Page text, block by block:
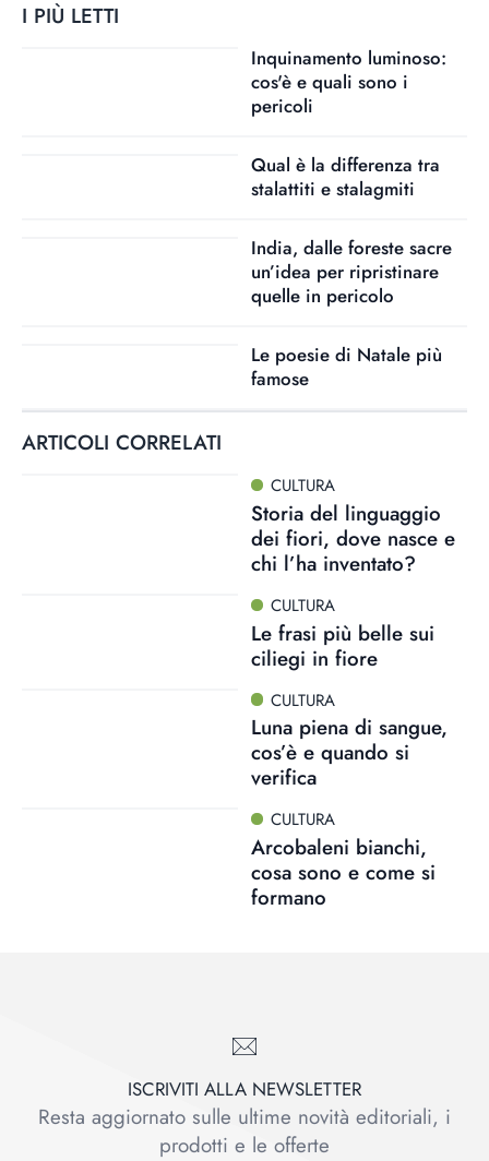
I PIÙ LETTI
Inquinamento luminoso:
cos'è e quali sono i
pericoli
Qual è la differenza tra
stalattiti e stalagmiti
India, dalle foreste sacre
un’idea per ripristinare
quelle in pericolo
Le poesie di Natale più
famose
ARTICOLI CORRELATI
CULTURA
Storia del linguaggio
dei fiori, dove nasce e
chi l’ha inventato?
CULTURA
Le frasi più belle sui
ciliegi in fiore
CULTURA
Luna piena di sangue,
cos’è e quando si
verifica
CULTURA
Arcobaleni bianchi,
cosa sono e come si
formano
ISCRIVITI ALLA NEWSLETTER
Resta aggiornato sulle ultime novità editoriali, i
prodotti e le offerte